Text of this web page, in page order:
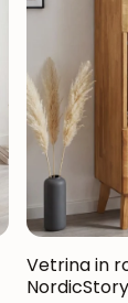
Vetrina in
NordicStory